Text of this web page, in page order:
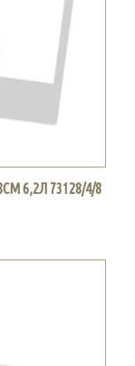
6,2Л 73128/4/8